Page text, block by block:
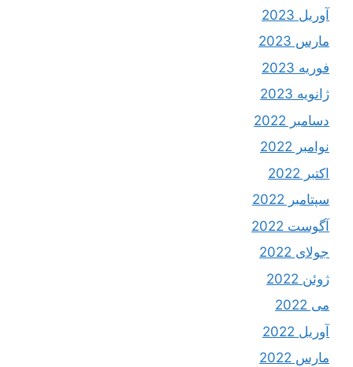
آوریل 2023
مارس 2023
فوریه 2023
ژانویه 2023
دسامبر 2022
نوامبر 2022
اکتبر 2022
سپتامبر 2022
آگوست 2022
جولای 2022
ژوئن 2022
آوریل 2022
مارس 2022